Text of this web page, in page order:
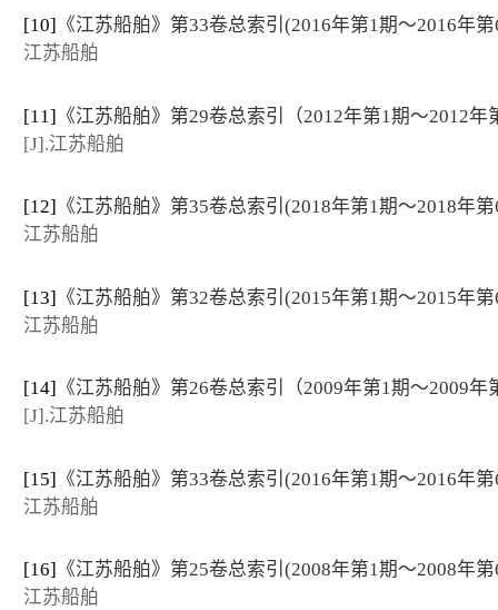
[10] 《江苏船舶》第33卷总索引(2016年第1期～2016年
江苏船舶
[11] 《江苏船舶》第29卷总索引（2012年第1期～2012年
[J].江苏船舶
[12] 《江苏船舶》第35卷总索引(2018年第1期～2018年
江苏船舶
[13] 《江苏船舶》第32卷总索引(2015年第1期～2015年
江苏船舶
[14] 《江苏船舶》第26卷总索引（2009年第1期～2009年
[J].江苏船舶
[15] 《江苏船舶》第33卷总索引(2016年第1期～2016年
江苏船舶
[16] 《江苏船舶》第25卷总索引(2008年第1期～2008年
江苏船舶